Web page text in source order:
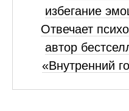
избегание
Отвечает
автор
«Внутренний